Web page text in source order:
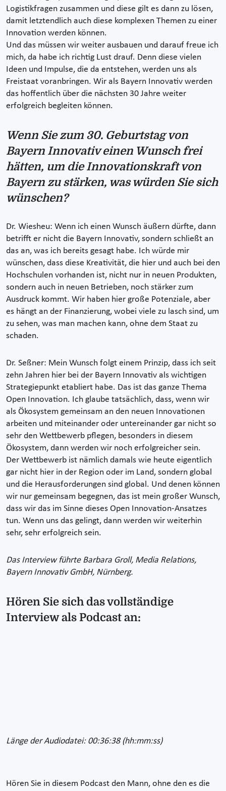
Logistikfragen zusammen und diese gilt es dann zu lösen,
damit letztendlich auch diese komplexen Themen zu einer
Innovation werden können.
Und das müssen wir weiter ausbauen und darauf freue ich
mich, da habe ich richtig Lust drauf. Denn diese vielen
Ideen und Impulse, die da entstehen, werden uns als
Freistaat voranbringen. Wir als Bayern Innovativ werden
das hoffentlich über die nächsten 30 Jahre weiter
erfolgreich begleiten können.
Wenn Sie zum 30. Geburtstag von
Bayern Innovativ einen Wunsch frei
hätten, um die Innovationskraft von
Bayern zu stärken, was würden Sie sich
wünschen?
Dr. Wiesheu: Wenn ich einen Wunsch äußern dürfte, dann
betrifft er nicht die Bayern Innovativ, sondern schließt an
das an, was ich bereits gesagt habe. Ich würde mir
wünschen, dass diese Kreativität, die hier und auch bei den
Hochschulen vorhanden ist, nicht nur in neuen Produkten,
sondern auch in neuen Betrieben, noch stärker zum
Ausdruck kommt. Wir haben hier große Potenziale, aber
es hängt an der Finanzierung, wobei viele zu lasch sind, um
zu sehen, was man machen kann, ohne dem Staat zu
schaden.
Dr. Seßner: Mein Wunsch folgt einem Prinzip, dass ich seit
zehn Jahren hier bei der Bayern Innovativ als wichtigen
Strategiepunkt etabliert habe. Das ist das ganze Thema
Open Innovation. Ich glaube tatsächlich, dass, wenn wir
als Ökosystem gemeinsam an den neuen Innovationen
arbeiten und miteinander oder untereinander gar nicht so
sehr den Wettbewerb pflegen, besonders in diesem
Ökosystem, dann werden wir noch erfolgreicher sein.
Der Wettbewerb ist nämlich damals wie heute eigentlich
gar nicht hier in der Region oder im Land, sondern global
und die Herausforderungen sind global. Und denen können
wir nur gemeinsam begegnen, das ist mein großer Wunsch,
dass wir das im Sinne dieses Open Innovation-Ansatzes
tun. Wenn uns das gelingt, dann werden wir weiterhin
sehr, sehr erfolgreich sein.
Das Interview führte Barbara Groll, Media Relations,
Bayern Innovativ GmbH, Nürnberg.
Hören Sie sich das vollständige
Interview als Podcast an:
Länge der Audiodatei: 00:36:38 (hh:mm:ss)
Hören Sie in diesem Podcast den Mann, ohne den es die